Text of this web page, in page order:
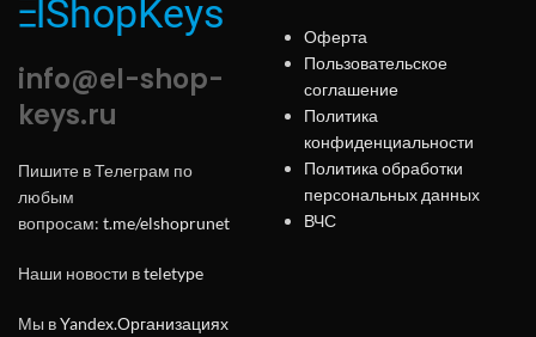
info@el-shop-
keys.ru
Пишите в Телеграм по
любым
вопросам: t.me/elshoprunet
Наши новости вteletype
Мы вYandex.Организациях
Оферта
Пользовательское
соглашение
Политика
конфиденциальности
Политика обработки
персональных данных
ВЧС